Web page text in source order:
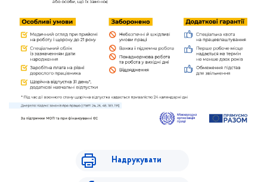
Надрукувати